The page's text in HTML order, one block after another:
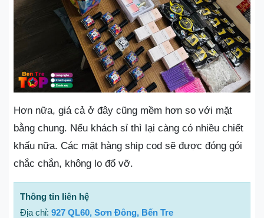
Hơn nữa, giá cả ở đây cũng mềm hơn so với mặt
bằng chung. Nếu khách sỉ thì lại càng có nhiều chiết
khấu nữa. Các mặt hàng ship cod sẽ được đóng gói
chắc chắn, không lo đổ vỡ.
Thông tin liên hệ
Địa chỉ: 927 QL60, Sơn Đông, Bến Tre